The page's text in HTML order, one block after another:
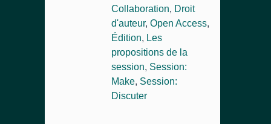
Collaboration, Droit
d'auteur, Open Access,
Édition, Les
propositions de la
session, Session:
Make, Session:
Discuter